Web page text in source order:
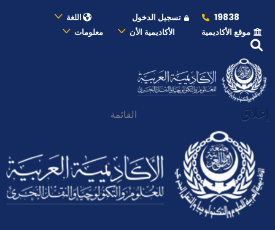
19838 تسجيل الدخول
اللغة
موقع الأكاديمية
الأكاديمية الأن معلومات
إغلاق القائمة